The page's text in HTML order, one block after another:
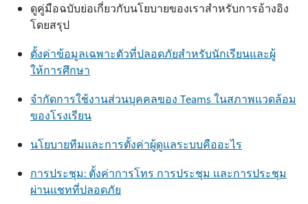
ดูคู่มือฉบับย่อเกี่ยวกับนโยบายของเราสําหรับการอ้างอิง
โดยสรุป
ตั้งค่าข้อมูลเฉพาะตัวที่ปลอดภัยสำหรับนักเรียนและผู้
ให้การศึกษา
จํากัดการใช้งานส่วนบุคคลของ Teams ในสภาพแวดล้อม
ของโรงเรียน
นโยบายทีมและการตั้งค่าผู้ดูแลระบบคืออะไร
การประชุม: ตั้งค่าการโทร การประชุม และการประชุม
ผ่านแชทที่ปลอดภัย